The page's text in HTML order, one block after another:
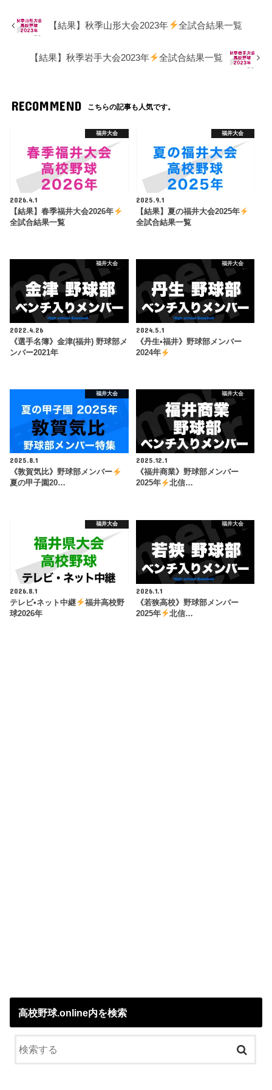
【結果】秋季山形大会2023年 全試合結果一覧
【結果】秋季岩手大会2023年 全試合結果一覧
RECOMMEND こちらの記事も人気です。
福井大会
2026.4.1
【結果】春季福井大会2026年
全試合結果一覧
福井大会
2025.9.1
【結果】夏の福井大会2025年
全試合結果一覧
福井大会
2022.4.26
《選手名簿》金津(福井) 野球部メ
ンバー2021年
福井大会
2024.5.1
《丹生•福井》野球部メンバー
2024年
福井大会
2025.8.1
《敦賀気比》野球部メンバー
夏の甲子園20…
福井大会
2025.12.1
《福井商業》野球部メンバー
2025年
北信…
福井大会
2026.8.1
テレビ•ネット中継
福井高校野
球2026年
福井大会
2026.1.1
《若狭高校》野球部メンバー
2025年
北信…
高校野球.online内を検索